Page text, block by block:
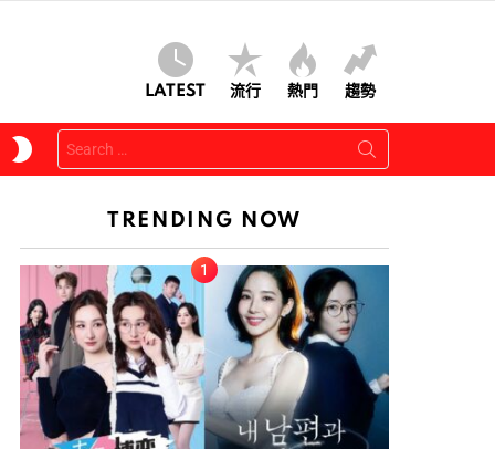
LATEST 流行 熱門 趨勢
SKIN
Search
for:
TRENDING NOW